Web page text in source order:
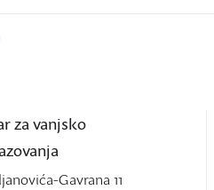
za vanjsko
Gavrana 11